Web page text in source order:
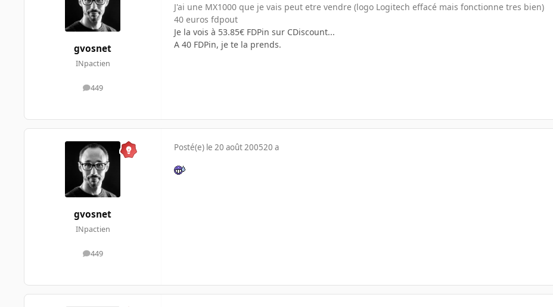
gvosnet
INpactien
449
messages
J'ai une MX1000 que je vais peut etre vendre (logo Logitech effacé mais fonctionne tres bien)
40 euros fdpout
Je la vois à 53.85€ FDPin sur CDiscount...
A 40 FDPin, je te la prends.
gvosnet
INpactien
449
messages
Posté(e) le 20 août 200520 a